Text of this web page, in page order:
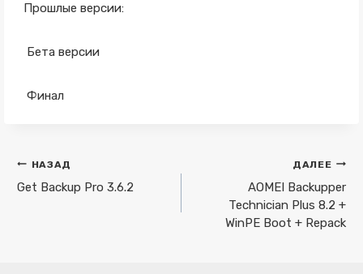
Прошлые версии:
Бета версии
Финал
Навигация
по
НАЗАД
Get Backup Pro 3.6.2
ДАЛЕЕ
AOMEI Backupper
Technician Plus 8.2 +
WinPE Boot + Repack